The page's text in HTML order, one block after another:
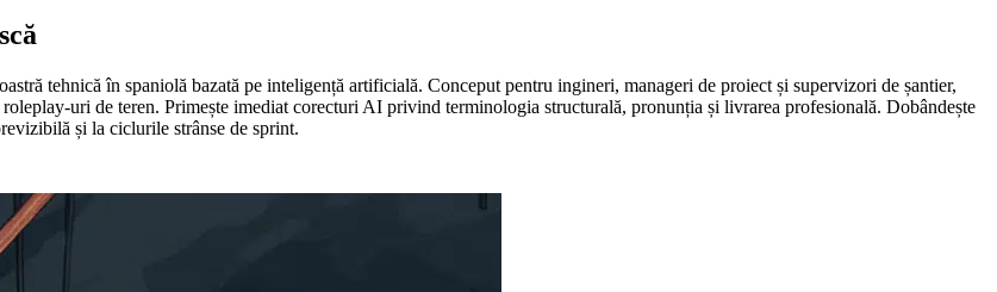
tehnică în spaniolă bazată pe inteligență artificială. Conceput pentru ingineri, manageri de proiect și supervizori de șantier,
uri de teren. Primește imediat corecturi AI privind terminologia structurală, pronunția și livrarea profesională. Dobândește
și la ciclurile strânse de sprint.